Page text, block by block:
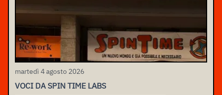
martedì 4 agosto 2026
VOCI DA SPIN TIME LABS